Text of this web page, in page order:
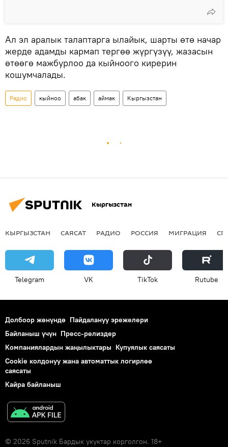
Ал эл аралык талаптарга ылайык, шарты өтө начар
жерде адамды кармап тергөө жүргүзүү, жазасын
өтөөгө мажбурлоо да кыйноого кирерин
кошумчалады.
Радио кыйноо абак аймак Кыргызстан
Кыргызстан
КЫРГЫЗСТАН САЯСАТ РАДИО РОССИЯ МИГРАЦИЯ
Telegram VK ТikТоk Rutube
Долбоор жөнүндө Пайдалануу эрежелери
Байланыш үчүн Пресс-релиздер
Компаниялардын жаңылыктары Купуялык саясаты
Cookie колдонуу жана автоматтык логирлөө
саясаты
Кайра байланыш
© 2026 Sputnik Бардык укуктар корголгон. 18+